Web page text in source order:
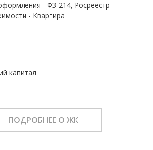
- ФЗ-214, Росреестр
- Квартира
капитал
ПОДРОБНЕЕ О ЖК